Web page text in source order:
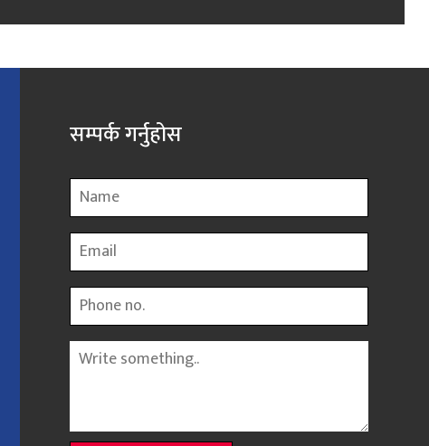
सम्पर्क गर्नुहोस
Name
Email
Phone
Message